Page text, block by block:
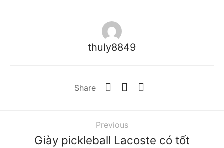
thuly8849
Share
Previous
Giày pickleball Lacoste có tốt